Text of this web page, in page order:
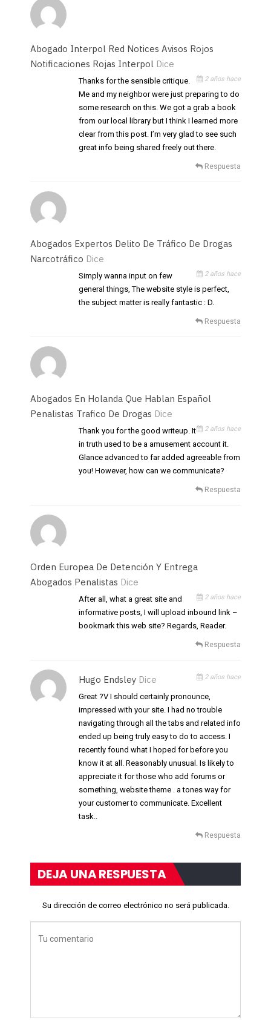
Abogado Interpol Red Notices Avisos Rojos
Notificaciones Rojas Interpol Dice
2 años hace
Thanks for the sensible critique.
Me and my neighbor were just preparing to do
some research on this. We got a grab a book
from our local library but I think I learned more
clear from this post. I’m very glad to see such
great info being shared freely out there.
Respuesta
Abogados Expertos Delito De Tráfico De Drogas
Narcotráfico Dice
2 años hace
Simply wanna input on few
general things, The website style is perfect,
the subject matter is really fantastic : D.
Respuesta
Abogados En Holanda Que Hablan Español
Penalistas Trafico De Drogas Dice
2 años hace
Thank you for the good writeup. It
in truth used to be a amusement account it.
Glance advanced to far added agreeable from
you! However, how can we communicate?
Respuesta
Orden Europea De Detención Y Entrega
Abogados Penalistas Dice
2 años hace
After all, what a great site and
informative posts, I will upload inbound link –
bookmark this web site? Regards, Reader.
Respuesta
Hugo Endsley Dice 2 años hace
Great ?V I should certainly pronounce,
impressed with your site. I had no trouble
navigating through all the tabs and related info
ended up being truly easy to do to access. I
recently found what I hoped for before you
know it at all. Reasonably unusual. Is likely to
appreciate it for those who add forums or
something, website theme . a tones way for
your customer to communicate. Excellent
task..
Respuesta
DEJA UNA RESPUESTA
Su dirección de correo electrónico no será publicada.